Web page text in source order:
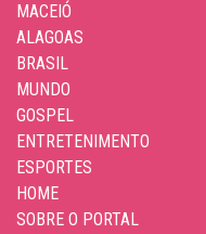
MACEIÓ
ALAGOAS
BRASIL
MUNDO
GOSPEL
ENTRETENIMENTO
ESPORTES
HOME
SOBRE O PORTAL